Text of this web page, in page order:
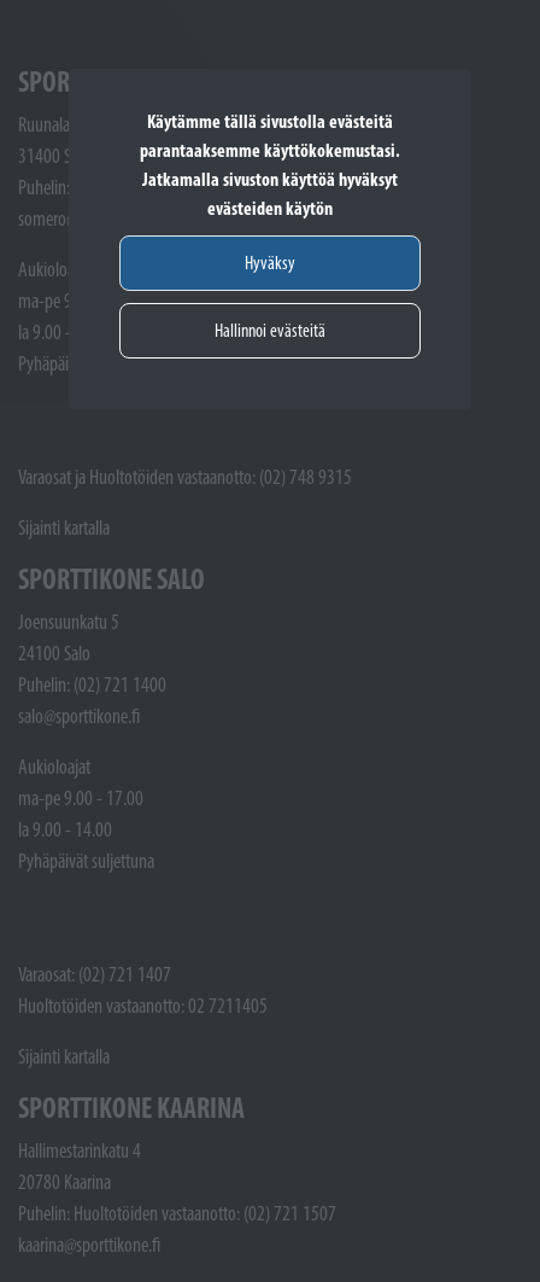
Käytämme tällä sivustolla evästeitä
parantaaksemme käyttökokemustasi.
Jatkamalla sivuston käyttöä hyväksyt
evästeiden käytön
Hyväksy
Hallinnoi evästeitä
SPORTTIKONE SOMERO
Ruunalantie 5
31400 Somero
Puhelin: (02) 748 9300
somero@sporttikone.fi
Aukioloajat
ma-pe 9.00 - 17.00
la 9.00 - 14.00
Pyhäpäivät suljettuna
Varaosat ja Huoltotöiden vastaanotto: (02) 748 9315
Sijainti kartalla
SPORTTIKONE SALO
Joensuunkatu 5
24100 Salo
Puhelin: (02) 721 1400
salo@sporttikone.fi
Aukioloajat
ma-pe 9.00 - 17.00
la 9.00 - 14.00
Pyhäpäivät suljettuna
Varaosat: (02) 721 1407
Huoltotöiden vastaanotto: 02 7211405
Sijainti kartalla
SPORTTIKONE KAARINA
Hallimestarinkatu 4
20780 Kaarina
Puhelin: Huoltotöiden vastaanotto: (02) 721 1507
kaarina@sporttikone.fi